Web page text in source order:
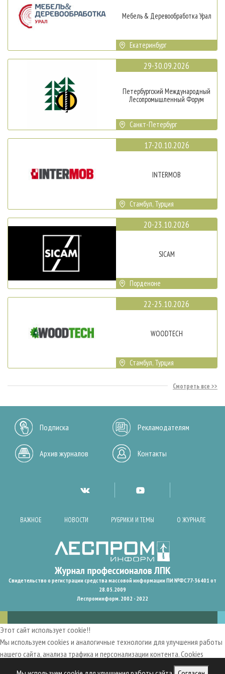
Мебель & Деревообработка Урал
Екатеринбург
29-30.09.2026
Петербургский Международный
Лесопромышленный Форум
Санкт-Петербург
17-20.10.2026
INTERMOB
Стамбул, Турция
20-23.10.2026
SICAM
Порденоне
22-25.10.2026
WOODTECH
Стамбул, Турция
Смотреть все
Подписка Рекламодателям
Архив журналов Контакты
ВАЖНОЕ НОВОСТИ РУБРИКИ И ТЕМЫ О ЖУРНАЛЕ
Свидетельство о регистрации средства массовой информации ПИ №ФС77-36401 от
28.05.2009
Леспроминформ. 2002 - 2022
Этот сайт использует cookie!!
Мы используем cookies и аналогичные технологии для улучшения работы
нашего сайта, анализа трафика и персонализации контента. Cookies